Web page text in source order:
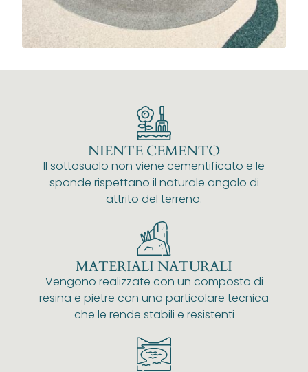
NIENTE CEMENTO
Il sottosuolo non viene cementificato e le
sponde rispettano il naturale angolo di
attrito del terreno.
MATERIALI NATURALI
Vengono realizzate con un composto di
resina e pietre con una particolare tecnica
che le rende stabili e resistenti